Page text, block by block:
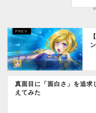
真面目に「面白さ」を追求
えてみた